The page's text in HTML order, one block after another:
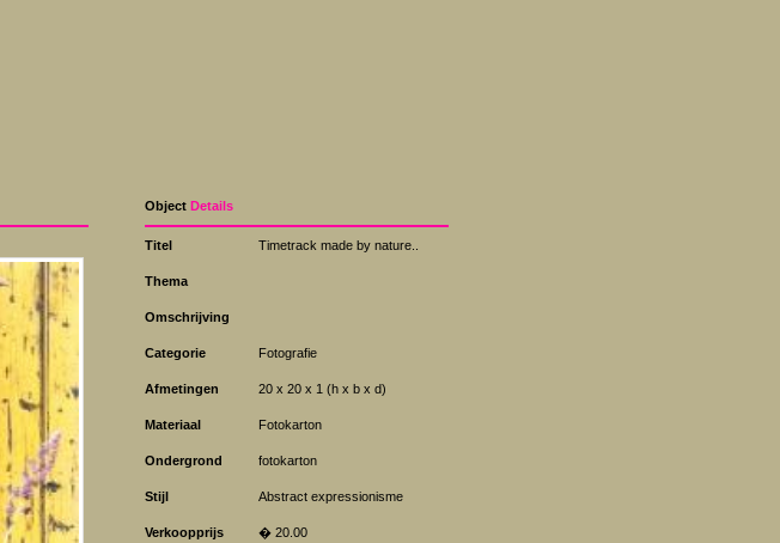
Object Details
Titel Timetrack made by nature..
Thema
Omschrijving
Categorie Fotografie
Afmetingen 20 x 20 x 1 (h x b x d)
Materiaal Fotokarton
Ondergrond fotokarton
Stijl Abstract expressionisme
Verkoopprijs � 20.00